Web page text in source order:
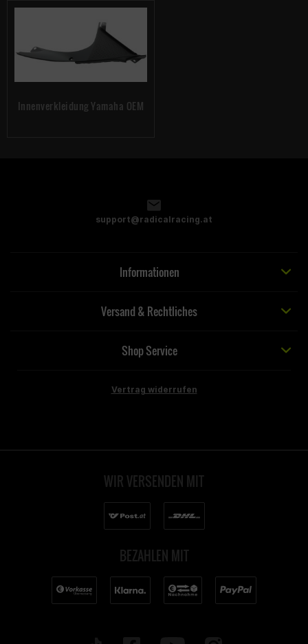
Innenverkleidung Yamaha OEM
support@radicalracing.at
Informationen
Versand & Rechtliches
Shop Service
Vertrag widerrufen
WIR VERSENDEN MIT
BEZAHLEN MIT